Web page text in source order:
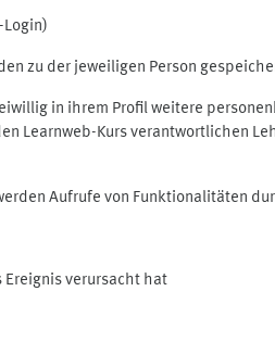
Login)
zu der jeweiligen Person
in ihrem Profil weitere
Learnweb-Kurs verantwortlichen
Aufrufe von Funktionalitäten
Ereignis verursacht hat